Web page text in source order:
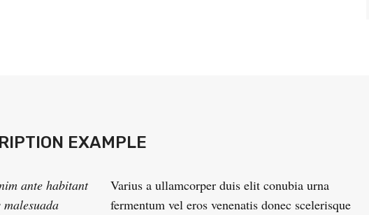
EXAMPLE
ante habitant
Varius a ullamcorper duis elit conubia urna
fermentum vel eros venenatis donec scelerisque